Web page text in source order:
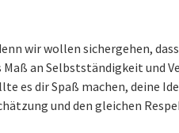
wir wollen sichergehen,
an Selbstständigkeit und
es dir Spaß machen, deine
und den gleichen